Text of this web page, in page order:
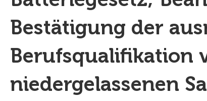
Bestätigung der
Berufsqualifikation
niedergelassenen